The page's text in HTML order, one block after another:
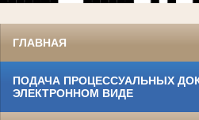
ГЛАВНАЯ
ПОДАЧА ПРОЦЕССУАЛЬНЫХ
ЭЛЕКТРОННОМ ВИДЕ